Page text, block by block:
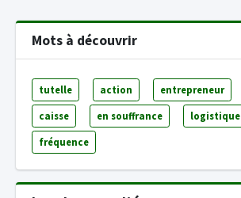
Mots à découvrir
tutelle action entrepreneur
caisse en souffrance logistique
fréquence